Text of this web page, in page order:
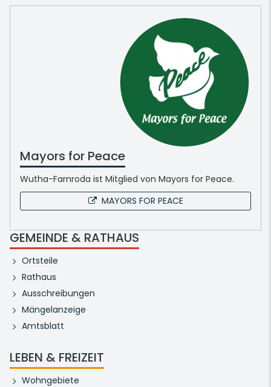
Mayors for Peace
Wutha-Farnroda ist Mitglied von Mayors for Peace.
MAYORS FOR PEACE
GEMEINDE & RATHAUS
Ortsteile
Rathaus
Ausschreibungen
Mängelanzeige
Amtsblatt
LEBEN & FREIZEIT
Wohngebiete